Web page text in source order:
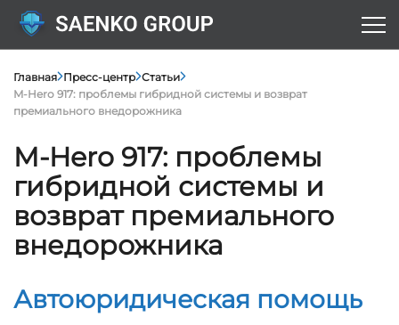
Главная Пресс-центр Статьи
M-Hero 917: проблемы гибридной системы и возврат
премиального внедорожника
M-Hero 917: проблемы
гибридной системы и
возврат премиального
внедорожника
Автоюридическая помощь